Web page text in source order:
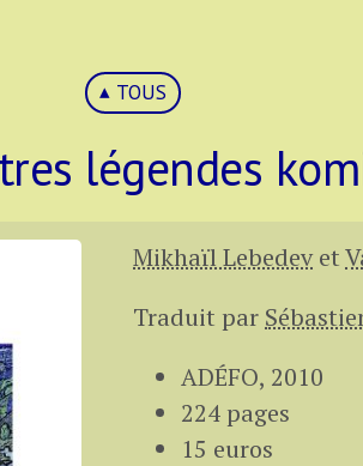
TOUS
légendes
Mikhaïl Lebedevet
Traduit par
ADÉFO, 2010
224 pages
15 euros